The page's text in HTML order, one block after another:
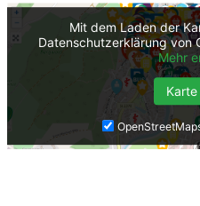
Mit dem Laden der
Datenschutzerklärung von
Mehr